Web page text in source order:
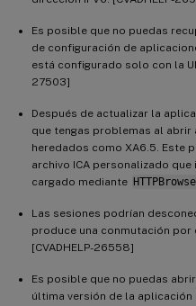
Es posible que no puedas
de configuración de
está configurado solo con la
27503]
Después de actualizar la
que tengas problemas al abrir
heredados como XA6.5. Este
archivo ICA personalizado
cargado mediante
Las sesiones podrían
produce una conmutación por
[CVADHELP-26558]
Es posible que no puedas
última versión de la